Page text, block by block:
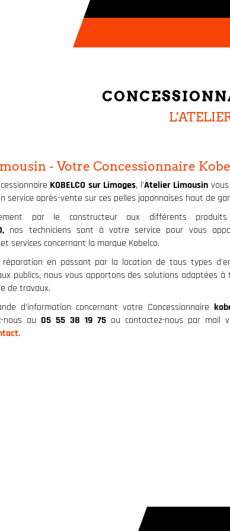
- Votre Concessionnaire
KOBELCO sur Limoges, l'Atelier Limousin
service après-vente sur ces pelles japonnaises haut de
par le constructeur aux différents
nos techniciens sont à votre service pour vous
services concernant la marque Kobelco.
en passant par la location de tous types
publics, nous vous apportons des solutions adaptées à
de travaux.
d'information concernant votre Concessionnaire
nous au 05 55 38 19 75 ou contactez-nous par mail
.